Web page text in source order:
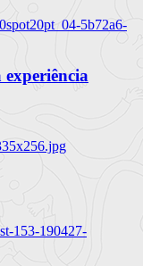
5b72a6-
153-190427-